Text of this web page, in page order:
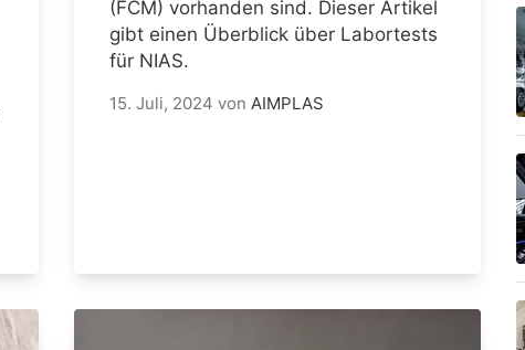
(FCM) vorhanden sind. Dieser Artikel
gibt einen Überblick über Labortests
für NIAS.
15. Juli, 2024 von AIMPLAS